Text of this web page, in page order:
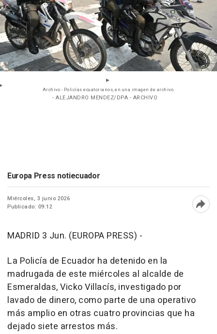
Archivo - Policías ecuatorianos, en una imagen de archivo.
- ALEJANDRO MENDEZ/DPA - ARCHIVO
Europa Press notiecuador
Miércoles, 3 junio 2026
Publicado: 09:12
MADRID 3 Jun. (EUROPA PRESS) -
La Policía de Ecuador ha detenido en la
madrugada de este miércoles al alcalde de
Esmeraldas, Vicko Villacís, investigado por
lavado de dinero, como parte de una operativo
más amplio en otras cuatro provincias que ha
dejado siete arrestos más.